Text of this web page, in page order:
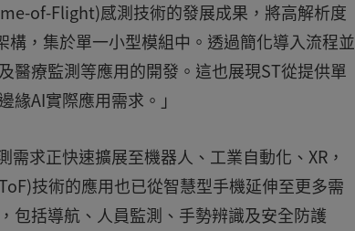
of-Flight)感測技術的發展成果，將高解析度
，集於單一小型模組中。透過簡化導入流程並
醫療監測等應用的開發。這也展現ST從提供單
AI實際應用需求。」
求正快速擴展至機器人、工業自動化、XR，
技術的應用也已從智慧型手機延伸至更多需
包括導航、人員監測、手勢辨識及安全防護